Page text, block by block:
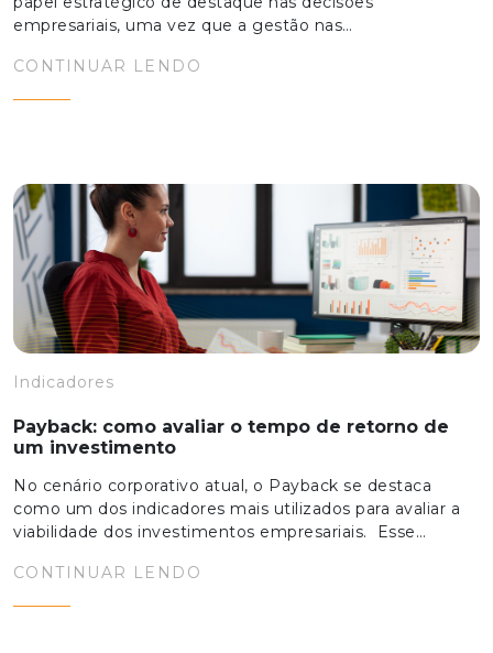
empresariais, uma vez que a gestão nas…
CONTINUAR LENDO
Indicadores
Payback: como avaliar o tempo de retorno de
um investimento
No cenário corporativo atual, o Payback se destaca
como um dos indicadores mais utilizados para avaliar a
viabilidade dos investimentos empresariais. Esse…
CONTINUAR LENDO